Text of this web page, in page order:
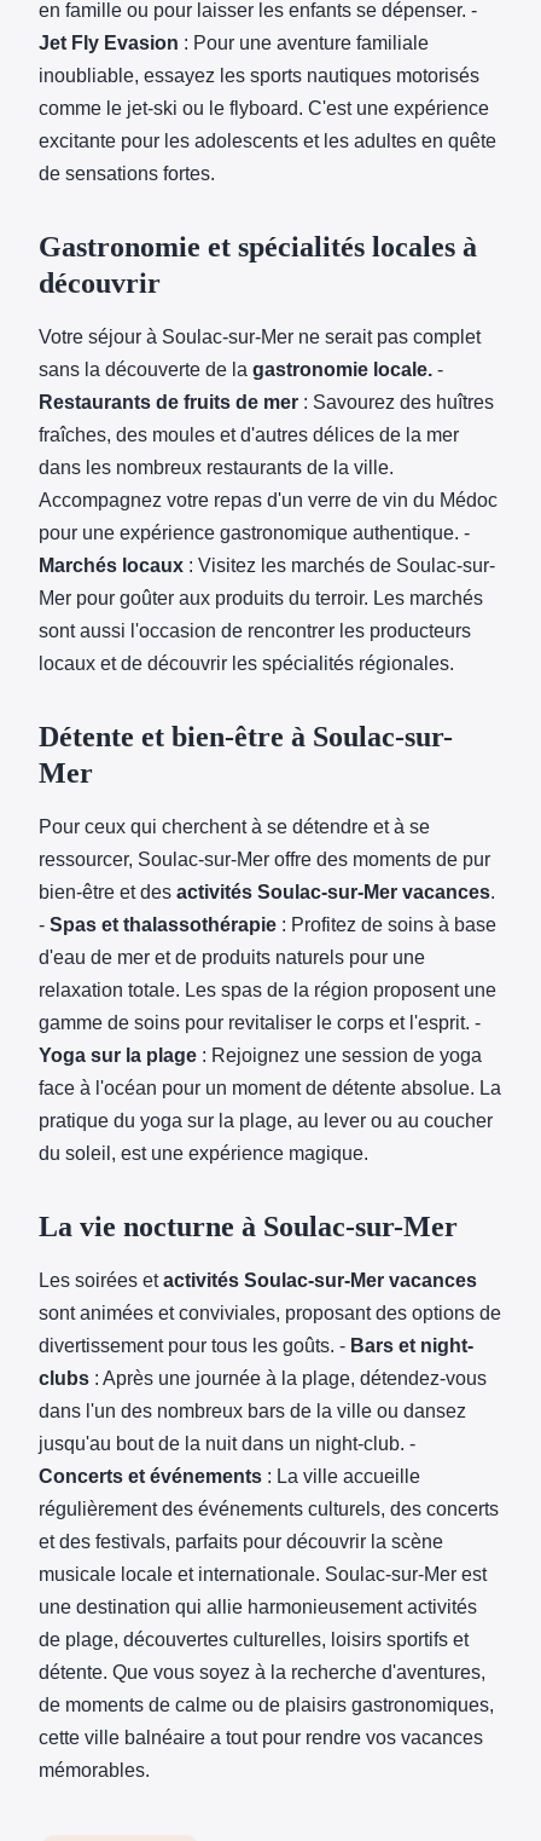
en famille ou pour laisser les enfants se dépenser. -
Jet Fly Evasion : Pour une aventure familiale
inoubliable, essayez les sports nautiques motorisés
comme le jet-ski ou le flyboard. C'est une expérience
excitante pour les adolescents et les adultes en quête
de sensations fortes.
Gastronomie et spécialités locales à
découvrir
Votre séjour à Soulac-sur-Mer ne serait pas complet
sans la découverte de la gastronomie locale. -
Restaurants de fruits de mer : Savourez des huîtres
fraîches, des moules et d'autres délices de la mer
dans les nombreux restaurants de la ville.
Accompagnez votre repas d'un verre de vin du Médoc
pour une expérience gastronomique authentique. -
Marchés locaux : Visitez les marchés de Soulac-sur-
Mer pour goûter aux produits du terroir. Les marchés
sont aussi l'occasion de rencontrer les producteurs
locaux et de découvrir les spécialités régionales.
Détente et bien-être à Soulac-sur-
Mer
Pour ceux qui cherchent à se détendre et à se
ressourcer, Soulac-sur-Mer offre des moments de pur
bien-être et des activités Soulac-sur-Mer vacances.
- Spas et thalassothérapie : Profitez de soins à base
d'eau de mer et de produits naturels pour une
relaxation totale. Les spas de la région proposent une
gamme de soins pour revitaliser le corps et l'esprit. -
Yoga sur la plage : Rejoignez une session de yoga
face à l'océan pour un moment de détente absolue. La
pratique du yoga sur la plage, au lever ou au coucher
du soleil, est une expérience magique.
La vie nocturne à Soulac-sur-Mer
Les soirées etactivités Soulac-sur-Mer vacances
sont animées et conviviales, proposant des options de
divertissement pour tous les goûts. - Bars et night-
clubs : Après une journée à la plage, détendez-vous
dans l'un des nombreux bars de la ville ou dansez
jusqu'au bout de la nuit dans un night-club. -
Concerts et événements : La ville accueille
régulièrement des événements culturels, des concerts
et des festivals, parfaits pour découvrir la scène
musicale locale et internationale. Soulac-sur-Mer est
une destination qui allie harmonieusement activités
de plage, découvertes culturelles, loisirs sportifs et
détente. Que vous soyez à la recherche d'aventures,
de moments de calme ou de plaisirs gastronomiques,
cette ville balnéaire a tout pour rendre vos vacances
mémorables.